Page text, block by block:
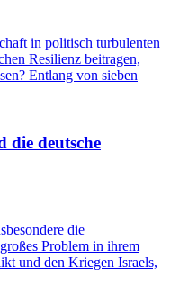
in politisch turbulenten
Resilienz beitragen,
Entlang von sieben
die deutsche
die
Problem in ihrem
und den Kriegen Israels,